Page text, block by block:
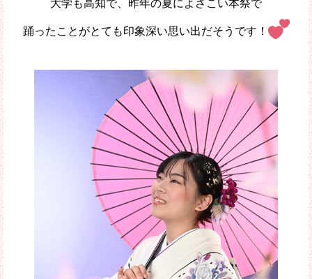
大学も高知で、昨年の夏によさこい本祭で
踊ったことがとても印象深い思い出だそうです！